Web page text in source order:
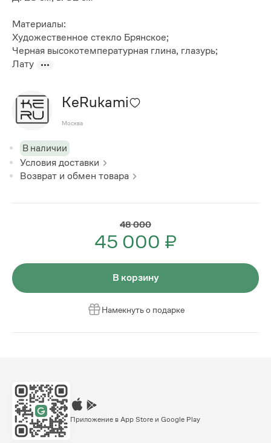
Материалы:
Художественное стекло Брянское;
Черная высокотемпературная глина, глазурь;
Лату
KeRukami
Москва
В наличии
Условия доставки
Возврат и обмен товара
48 000
45 000 ₽
В корзину
Намекнуть о подарке
Приложение в App Store и Google Play